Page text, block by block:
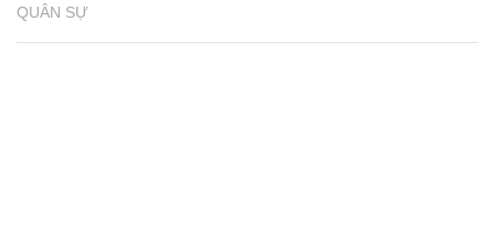
QUÂN SỰ